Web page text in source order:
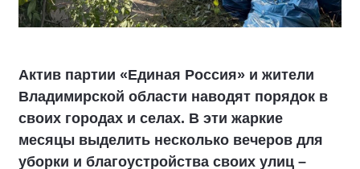
Актив партии «Единая Россия» и жители
Владимирской области наводят порядок в
своих городах и селах. В эти жаркие
месяцы выделить несколько вечеров для
уборки и благоустройства своих улиц –